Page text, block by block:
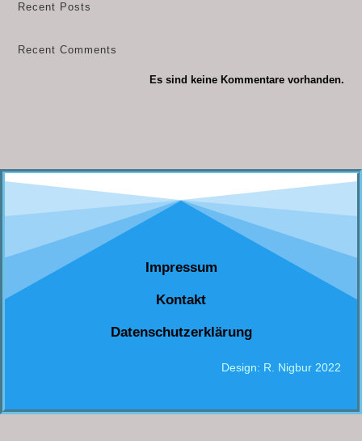
Recent Posts
Recent Comments
Es sind keine Kommentare vorhanden.
Impressum
Kontakt
Datenschutzerklärung
Design: R. Nigbur 2022